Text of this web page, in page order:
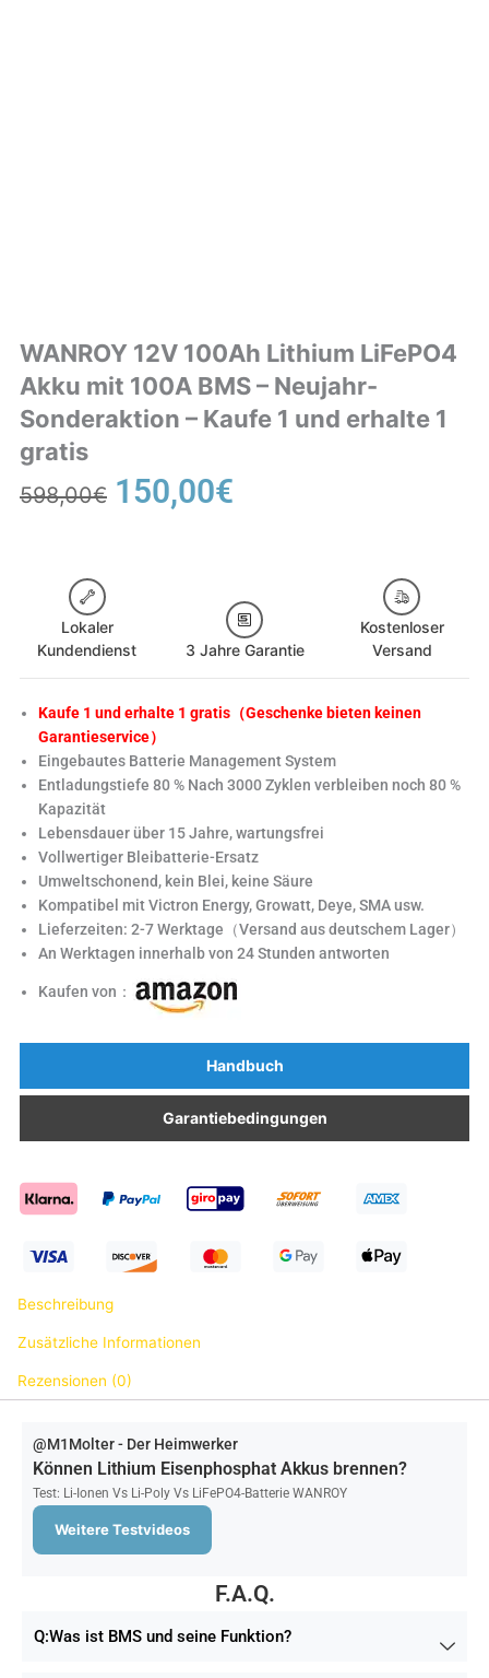
WANROY 12V 100Ah Lithium LiFePO4
Akku mit 100A BMS – Neujahr-
Sonderaktion – Kaufe 1 und erhalte 1
gratis
598,00€
Ursprünglicher
Preis
150,00€
Lokaler
Kundendienst
3 Jahre Garantie
Kostenloser
Versand
Kaufe 1 und erhalte 1 gratis（Geschenke bieten keinen
Garantieservice）
Eingebautes Batterie Management System
Entladungstiefe 80 % Nach 3000 Zyklen verbleiben noch 80 %
Kapazität
Lebensdauer über 15 Jahre, wartungsfrei
Vollwertiger Bleibatterie-Ersatz
Umweltschonend, kein Blei, keine Säure
Kompatibel mit Victron Energy, Growatt, Deye, SMA usw.
Lieferzeiten: 2-7 Werktage（Versand aus deutschem Lager）
An Werktagen innerhalb von 24 Stunden antworten
Kaufen von：
Handbuch
Garantiebedingungen
Beschreibung
Zusätzliche Informationen
Rezensionen (0)
@M1Molter - Der Heimwerker
Können Lithium Eisenphosphat Akkus brennen?
Test: Li-Ionen Vs Li-Poly Vs LiFePO4-Batterie WANROY
Weitere Testvideos
F.A.Q.
Q:Was ist BMS und seine Funktion?